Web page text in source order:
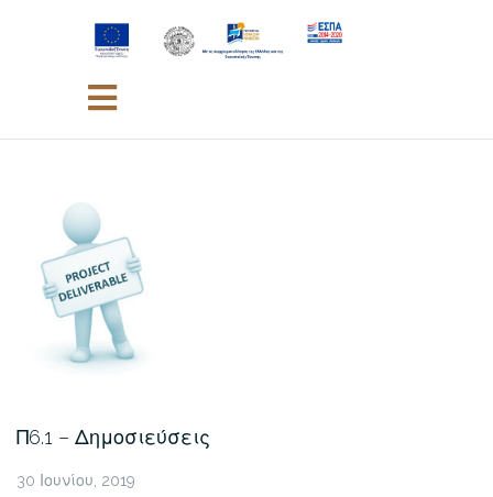
Π6.1 – Δημοσιεύσεις
30 Ιουνίου, 2019